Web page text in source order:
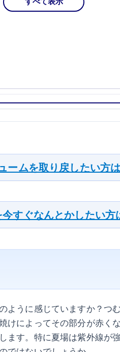
ームを取り戻したい方
すぐなんとかしたい方
ように感じていますか？つ
けによってその部分が赤く
ます。特に夏場は紫外線が